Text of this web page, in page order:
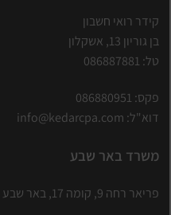
קידר רואי חשבון
בן גוריון 13, אשקלון
טל: 086887881
פקס: 086880951
דוא"ל: info@kedarcpa.com
משרד באר שבע
פריאר רחה 9, קומה 17, באר שבע (בנין MTOWER)